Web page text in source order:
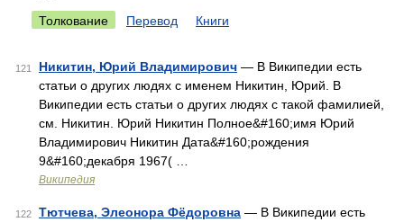
Толкование Перевод Книги
121 Никитин, Юрий Владимирович — В Википедии есть
статьи о других людях с именем Никитин, Юрий. В
Википедии есть статьи о других людях с такой фамилией,
см. Никитин. Юрий Никитин Полное&#160;имя Юрий
Владимирович Никитин Дата&#160;рождения
9&#160;декабря 1967( …
Википедия
122 Тютчева, Элеонора Фёдоровна — В Википедии есть